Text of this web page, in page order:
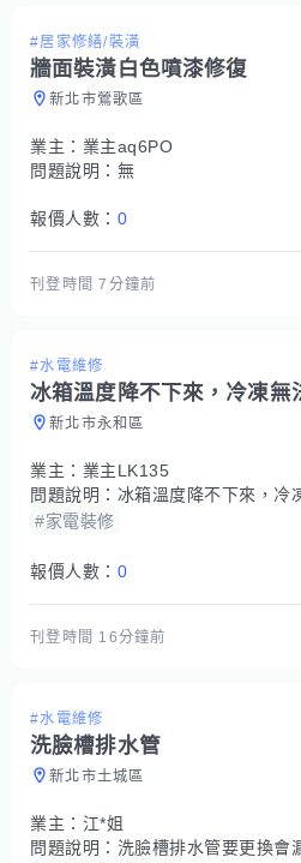
#居家修繕/裝潢
牆面裝潢白色噴漆修復
新北市鶯歌區
業主： 業主aq6PO
問題說明： 無
報價人數： 0
刊登時間7分鐘前
#水電維修
新北市永和區
業主： 業主LK135
問題說明： 冰箱溫度降不下來，冷凍無法結冰，
#家電裝修
報價人數： 0
刊登時間 16分鐘前
#水電維修
洗臉槽排水管
新北市土城區
業主： 江*姐
問題說明： 洗臉槽排水管要更換會